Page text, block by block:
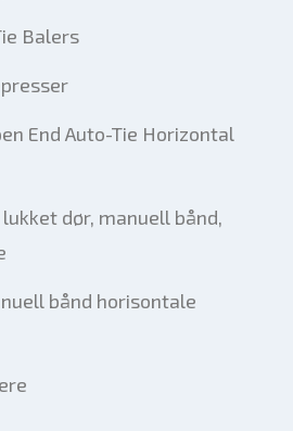
Balers
End Auto-Tie Horizontal
dør, manuell bånd,
bånd horisontale